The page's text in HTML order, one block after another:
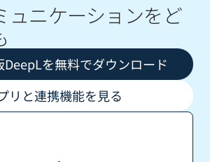
ュニケーションをど
を無料でダウンロード
リと連携機能を見る